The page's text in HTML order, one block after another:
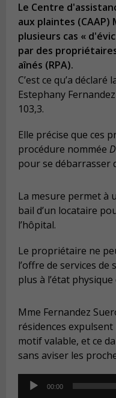
Le Centre
aux plaintes
plusieurs cas «
par des
aînés (RPA).
C’est ce qu’a
Estephany
103,3.
Elle précise que ces
procédure nommée
pour se débarrasser
La mesure permet à
bail d’un locataire
l’hôpital.
Le propriétaire ne
l’offre de services
plus à l’état
Mme Fernandez
résidences
motif valable, et ce
sans aviser les
Audio
00:00